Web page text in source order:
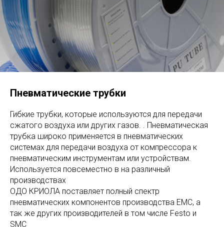
Пневматические трубки
Гибкие трубки, которые используются для передачи
сжатого воздуха или других газов. . Пневматическая
трубка широко применяется в пневматических
системах для передачи воздуха от компрессора к
пневматическим инструментам или устройствам.
Используется повсеместно в на различный
производствах
ОДО КРИОЛА поставляет полный спектр
пневматических компонентов производства EMC, а
так же других производителей в том числе Festo и
SMC